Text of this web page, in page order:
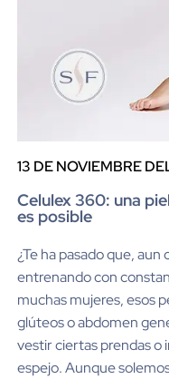
13 DE NOVIEMBRE
Celulex 360: una
es posible
¿Te ha pasado que,
entrenando con
muchas mujeres, esos
glúteos o abdomen
vestir ciertas prendas o
espejo. Aunque